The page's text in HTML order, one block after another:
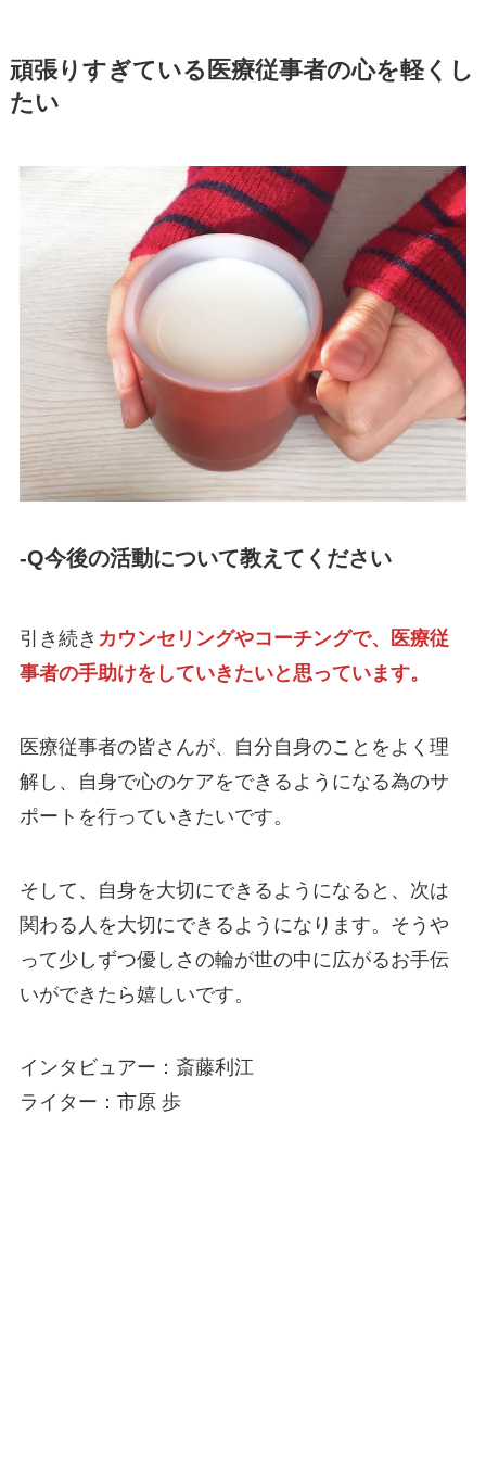
頑張りすぎている医療従事者の心を軽くし
たい
-Q今後の活動について教えてください
引き続き カウンセリングやコーチングで、医療従
事者の手助けをしていきたいと思っています。
医療従事者の皆さんが、自分自身のことをよく理
解し、自身で心のケアをできるようになる為のサ
ポートを行っていきたいです。
そして、自身を大切にできるようになると、次は
関わる人を大切にできるようになります。そうや
って少しずつ優しさの輪が世の中に広がるお手伝
いができたら嬉しいです。
インタビュアー：斎藤利江
ライター：市原 歩